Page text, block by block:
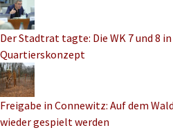
Der Stadtrat tagte: Die WK 7 und 8
Quartierskonzept
Freigabe in Connewitz: Auf dem
wieder gespielt werden